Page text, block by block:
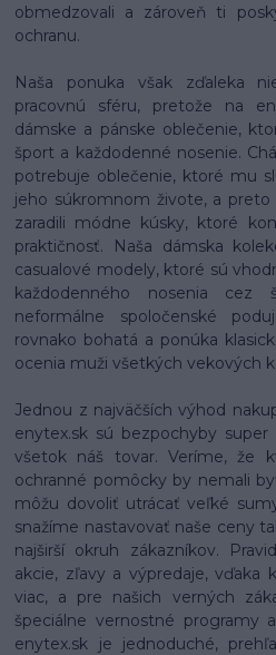
obmedzovali a zároveň ti
ochranu.
Naša ponuka však zďaleka
pracovnú sféru, pretože na
dámske a pánske oblečenie,
šport a každodenné nosenie.
potrebuje oblečenie, ktoré mu
jeho súkromnom živote, a
zaradili módne kúsky, ktoré
praktičnosť. Naša dámska
casualové modely, ktoré sú
každodenného nosenia
neformálne spoločenské
rovnako bohatá a ponúka
ocenia muži všetkých vekových
Jednou z najväčších výhod
enytex.sk sú bezpochyby
všetok náš tovar. Veríme, že
ochranné pomôcky by nemali
môžu dovoliť utrácať veľké
snažíme nastavovať naše ceny
najširší okruh zákazníkov.
akcie, zľavy a výpredaje,
viac, a pre našich verných
špeciálne vernostné programy
enytex.sk je jednoduché,